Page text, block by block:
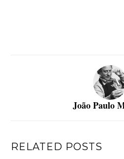
João Paulo
RELATED POSTS